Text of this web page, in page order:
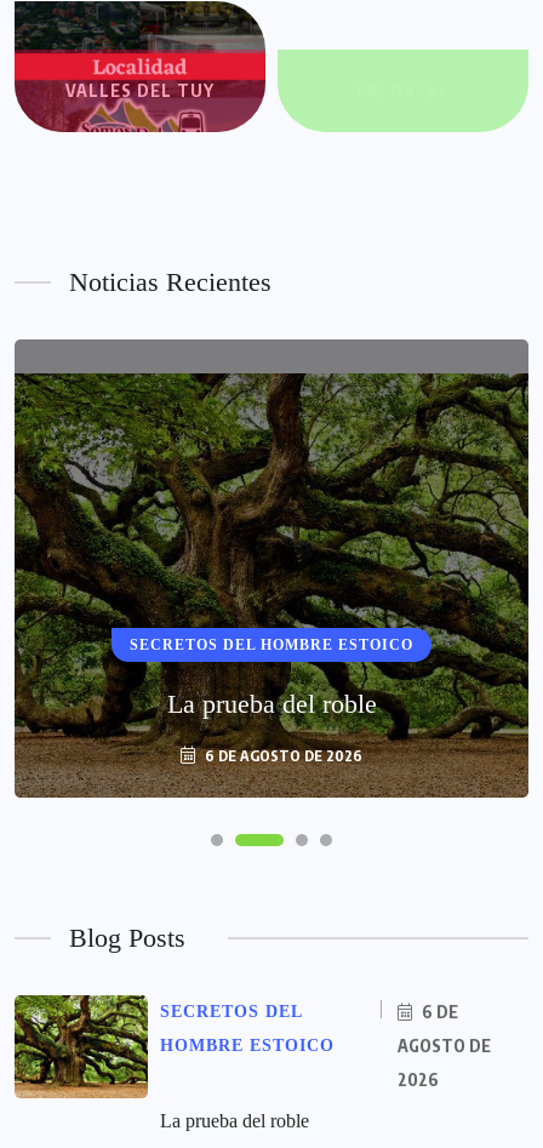
VALLES DEL TUY
Noticias Recientes
SECRETOS DEL HOMBRE ESTOICO
La prueba del roble
6 DE AGOSTO DE 2026
Blog Posts
SECRETOS DEL
HOMBRE ESTOICO
6 DE
AGOSTO DE
2026
La prueba del roble